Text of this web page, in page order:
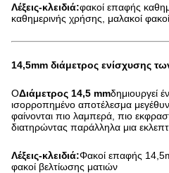
Λέξεις-κλειδιά:φακοί επαφής
καθημερινής χρήσης, μαλακοί
14,5mm διάμετρος ενίσχυσης
ΟΔιάμετρος 14,5 mmδημιουργεί
ισορροπημένο αποτέλεσμα
φαίνονται πιο λαμπερά, πιο
διατηρώντας παράλληλα μια
Λέξεις-κλειδιά:Φακοί επαφής
φακοί βελτίωσης ματιών